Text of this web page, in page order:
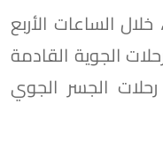
الساعات الأربع
الجوية القادمة
الجسر الجوي